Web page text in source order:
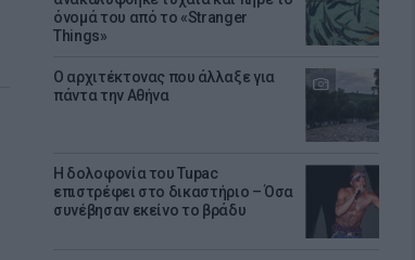
όνομά του από το «Stranger
Things»
Ο αρχιτέκτονας που άλλαξε για
πάντα την Αθήνα
Η δολοφονία του Tupac
επιστρέφει στο δικαστήριο – Όσα
συνέβησαν εκείνο το βράδυ